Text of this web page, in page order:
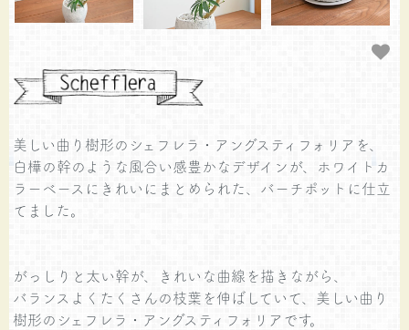
美しい曲り樹形のシェフレラ・アングスティフォリアを、
白樺の幹のような風合い感豊かなデザインが、ホワイトカ
ラーベースにきれいにまとめられた、バーチポットに仕立
てました。
がっしりと太い幹が、きれいな曲線を描きながら、
バランスよくたくさんの枝葉を伸ばしていて、美しい曲り
樹形のシェフレラ・アングスティフォリアです。